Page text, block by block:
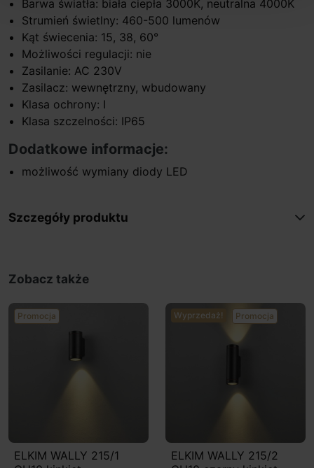
Barwa światła: biała ciepła 3000K, neutralna 4000K
Strumień świetlny: 460-500 lumenów
Kąt świecenia: 15, 38, 60°
Możliwości regulacji: nie
Zasilanie: AC 230V
Zasilacz: wewnętrzny, wbudowany
Klasa ochrony: I
Klasa szczelności: IP65
Dodatkowe informacje:
możliwość wymiany diody LED
Szczegóły produktu
Zobacz także
Promocja
ELKIM WALLY 215/1
Wyprzedaż! Promocja
ELKIM WALLY 215/2